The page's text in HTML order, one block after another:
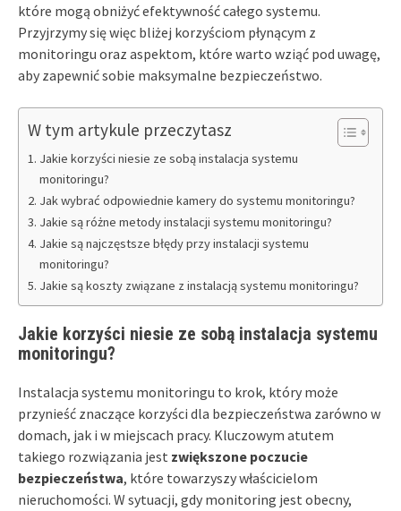
które mogą obniżyć efektywność całego systemu.
Przyjrzymy się więc bliżej korzyściom płynącym z
monitoringu oraz aspektom, które warto wziąć pod uwagę,
aby zapewnić sobie maksymalne bezpieczeństwo.
W tym artykule przeczytasz
Jakie korzyści niesie ze sobą instalacja systemu
monitoringu?
Jak wybrać odpowiednie kamery do systemu monitoringu?
Jakie są różne metody instalacji systemu monitoringu?
Jakie są najczęstsze błędy przy instalacji systemu
monitoringu?
Jakie są koszty związane z instalacją systemu monitoringu?
Jakie korzyści niesie ze sobą instalacja systemu
monitoringu?
Instalacja systemu monitoringu to krok, który może
przynieść znaczące korzyści dla bezpieczeństwa zarówno w
domach, jak i w miejscach pracy. Kluczowym atutem
takiego rozwiązania jest zwiększone poczucie
bezpieczeństwa, które towarzyszy właścicielom
nieruchomości. W sytuacji, gdy monitoring jest obecny,